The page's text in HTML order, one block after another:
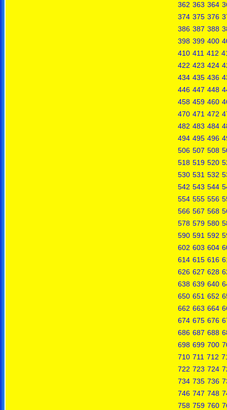
362 363 364
374 375 376
386 387 388
398 399 400
410 411 412
422 423 424
434 435 436
446 447 448
458 459 460
470 471 472
482 483 484
494 495 496
506 507 508
518 519 520
530 531 532
542 543 544
554 555 556
566 567 568
578 579 580
590 591 592
602 603 604
614 615 616
626 627 628
638 639 640
650 651 652
662 663 664
674 675 676
686 687 688
698 699 700
710 711 712
722 723 724
734 735 736
746 747 748
758 759 760